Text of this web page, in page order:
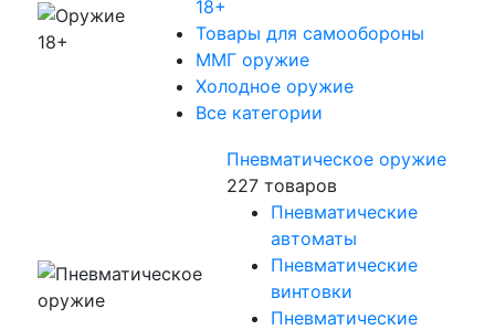
18+
Товары для самообороны
ММГ оружие
Холодное оружие
Все категории
Пневматическое оружие
227 товаров
Пневматические
автоматы
Пневматические
винтовки
Пневматические